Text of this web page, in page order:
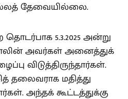
தேவையில்லை.
5.3.2025 அன்று
அவர்கள் அனைத்துக்
விடுத்திருந்தார்கள்.
தலைவராக மதித்து
அந்தக் கூட்டத்துக்கு